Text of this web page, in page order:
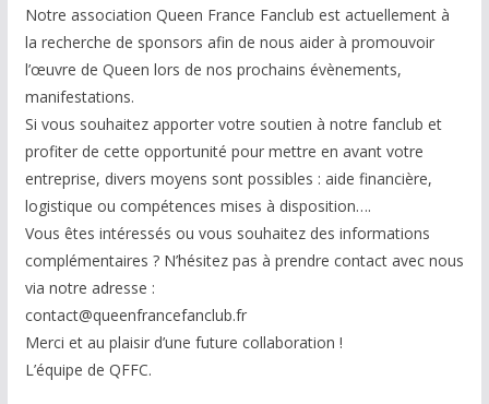
Notre association Queen France Fanclub est actuellement à
la recherche de sponsors afin de nous aider à promouvoir
l’œuvre de Queen lors de nos prochains évènements,
manifestations.
Si vous souhaitez apporter votre soutien à notre fanclub et
profiter de cette opportunité pour mettre en avant votre
entreprise, divers moyens sont possibles : aide financière,
logistique ou compétences mises à disposition….
Vous êtes intéressés ou vous souhaitez des informations
complémentaires ? N’hésitez pas à prendre contact avec nous
via notre adresse :
contact@queenfrancefanclub.fr
Merci et au plaisir d’une future collaboration !
L’équipe de QFFC.